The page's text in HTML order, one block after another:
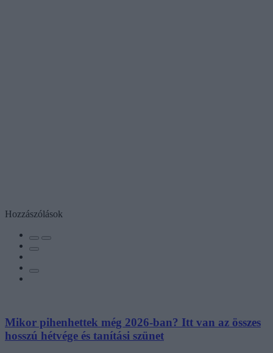
Hozzászólások
Mikor pihenhettek még 2026-ban? Itt van az összes
hosszú hétvége és tanítási szünet